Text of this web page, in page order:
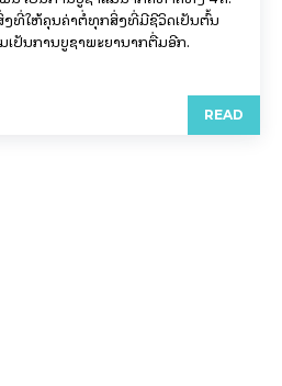
ງທີ່ໃຫ້ຄຸນຄ່າຕໍ່ທຸກສິ່ງທີ່ມີຊີວິດເປັນຕົ້ນ
ປັນການບູຊາພະຍານາກຕື່ມອີກ.
READ